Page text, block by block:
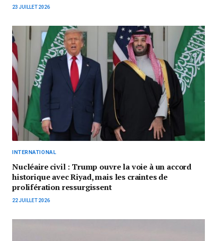
23 JUILLET 2026
INTERNATIONAL
Nucléaire civil : Trump ouvre la voie à un accord
historique avec Riyad, mais les craintes de
prolifération ressurgissent
22 JUILLET 2026